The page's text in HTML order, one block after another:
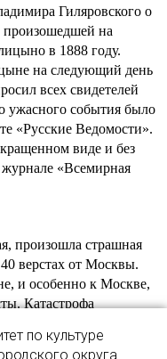
Гиляровского о
произошедшей на
в 1888 году.
на следующий день
всех свидетелей
ужасного события было
«Русские Ведомости».
виде и без
«Всемирная
произошла страшная
верстах от Москвы.
и особенно к Москве,
Катастрофа
11 человек и ранено
по культуре
округа